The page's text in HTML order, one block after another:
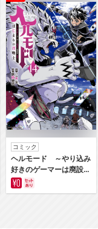
コミック
ヘルモード ～やり込み
好きのゲーマーは廃設定
の異世界で無双する～は
じまりの召喚士